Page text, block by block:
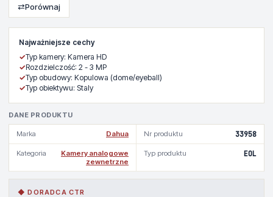
Najważniejsze cechy
✓Typ kamery: Kamera HD
✓Rozdzielczość: 2 - 3 MP
✓Typ obudowy: Kopulowa (dome/eyeball)
✓Typ obiektywu: Staly
DANE PRODUKTU
Marka Dahua Nr produktu 33958
Kategoria
Kamery analogowe
zewnetrzne
Typ produktu EOL
◆ DORADCA CTR
⇄Porównaj